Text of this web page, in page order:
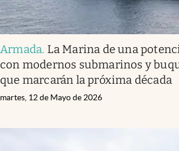
Armada. La Marina de una
con modernos submarinos y
que marcarán la próxima década
martes, 12 de Mayo de 2026